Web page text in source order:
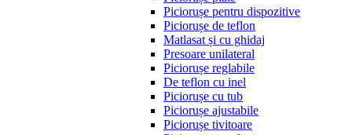
Piciorușe pentru dispozitive
Piciorușe de teflon
Matlasat și cu ghidaj
Presoare unilateral
Piciorușe reglabile
De teflon cu inel
Piciorușe cu tub
Piciorușe ajustabile
Piciorușe tivitoare